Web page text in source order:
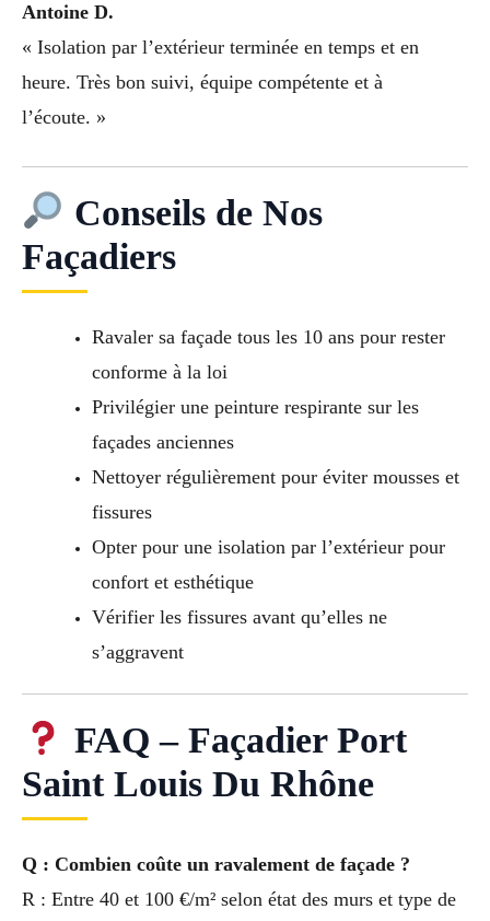
Antoine D.
« Isolation par l’extérieur terminée en temps et en
heure. Très bon suivi, équipe compétente et à
l’écoute. »
Conseils de Nos
Façadiers
Ravaler sa façade tous les 10 ans pour rester
conforme à la loi
Privilégier une peinture respirante sur les
façades anciennes
Nettoyer régulièrement pour éviter mousses et
fissures
Opter pour une isolation par l’extérieur pour
confort et esthétique
Vérifier les fissures avant qu’elles ne
s’aggravent
FAQ – Façadier Port
Saint Louis Du Rhône
Q : Combien coûte un ravalement de façade ?
R : Entre 40 et 100 €/m² selon état des murs et type de